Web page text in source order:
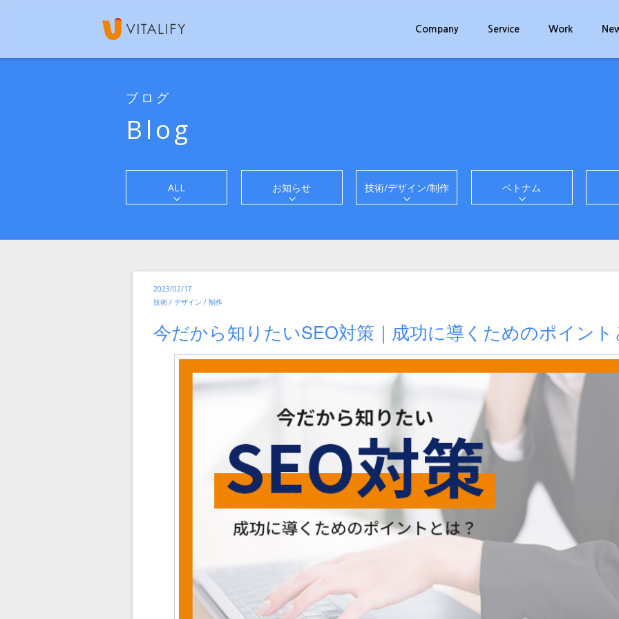
Company Service Work
ブログ
Blog
ALL お知らせ 技術/デザイン/制作 ベトナム
投
稿
2023/02/17
カ
テ
ー
技術 / デザイン / 制作
今だから知りたいSEO対策｜成功に導くためのポイン